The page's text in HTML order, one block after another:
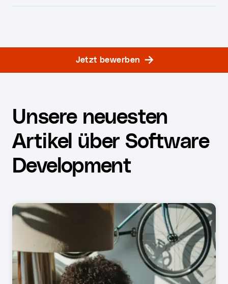
Jetzt bewerben
Unsere neuesten
Artikel über Software
Development